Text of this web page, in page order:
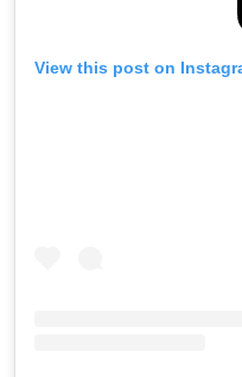
View this post on